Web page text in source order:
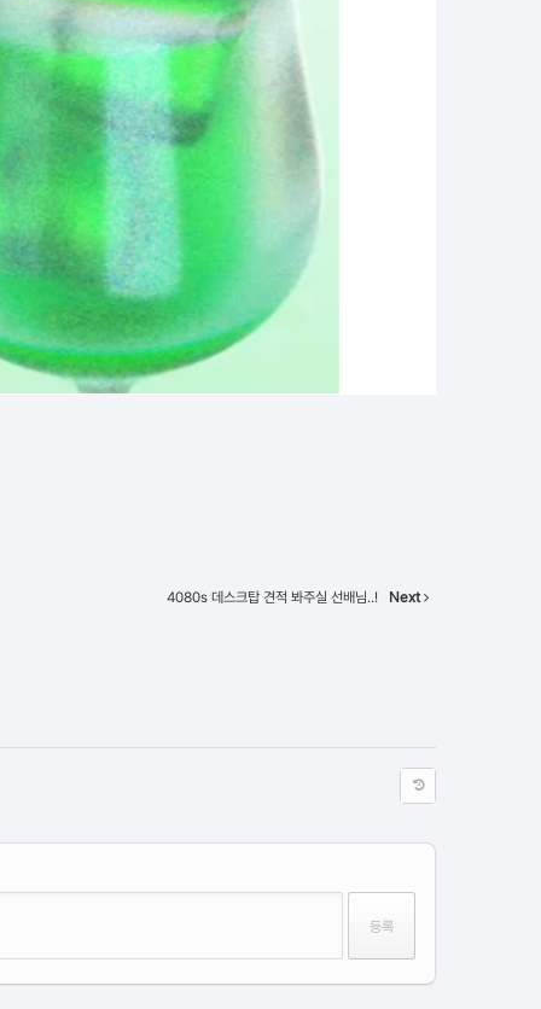
4080s 데스크탑 견적 봐주실 선배님..! Next